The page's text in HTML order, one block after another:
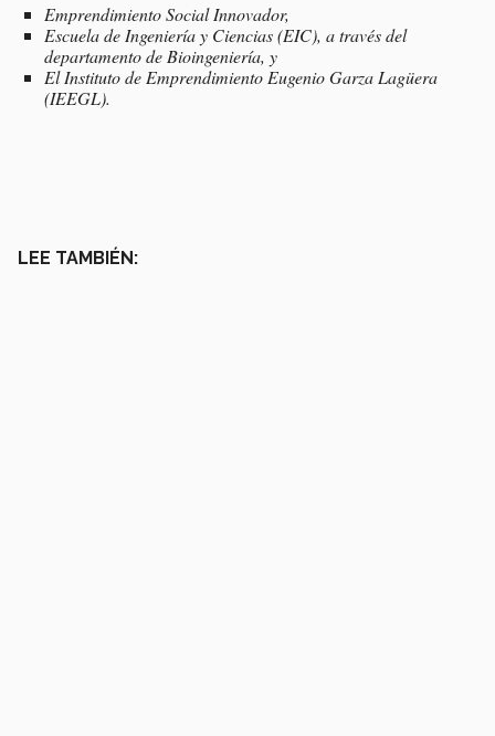
Emprendimiento Social Innovador,
Escuela de Ingeniería y Ciencias (EIC), a través del
departamento de Bioingeniería, y
El Instituto de Emprendimiento Eugenio Garza Lagüera
(IEEGL).
LEE TAMBIÉN: